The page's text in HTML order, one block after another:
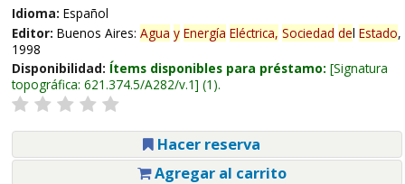
Idioma: Español
Editor: Buenos Aires: Agua y Energía Eléctrica, Sociedad del Estado,
1998
Disponibilidad: Ítems disponibles para préstamo: Signatura
topográfica: 621.374.5/A282/v.1 (1).
Hacer reserva
Agregar al carrito